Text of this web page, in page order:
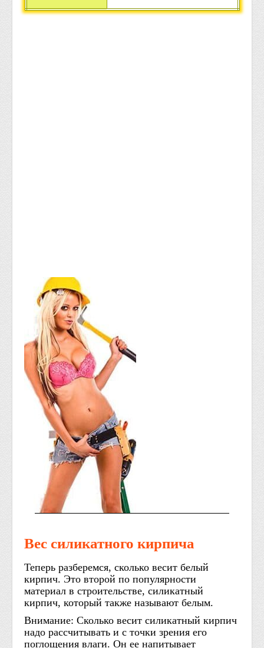
Вес силикатного кирпича
Теперь разберемся, сколько весит белый
кирпич. Это второй по популярности
материал в строительстве, силикатный
кирпич, который также называют белым.
Внимание: Сколько весит силикатный кирпич
надо рассчитывать и с точки зрения его
поглощения влаги. Он ее напитывает